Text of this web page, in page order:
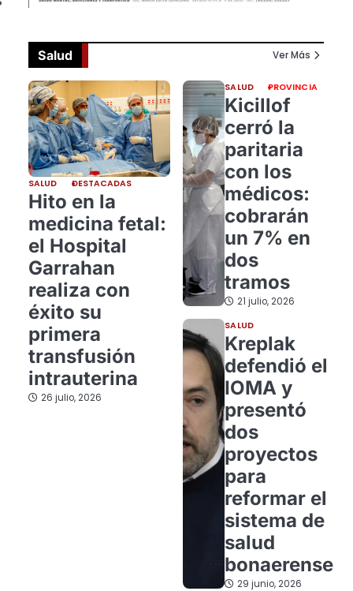
Salud Ver Más
SALUD DESTACADAS
Hito en la
medicina fetal:
el Hospital
Garrahan
realiza con
éxito su
primera
transfusión
intrauterina
26 julio, 2026
SALUD PROVINCIA
Kicillof
cerró la
paritaria
con los
médicos:
cobrarán
un 7% en
dos
tramos
21 julio, 2026
SALUD
Kreplak
defendió el
IOMA y
presentó
dos
proyectos
para
reformar el
sistema de
salud
bonaerense
29 junio, 2026